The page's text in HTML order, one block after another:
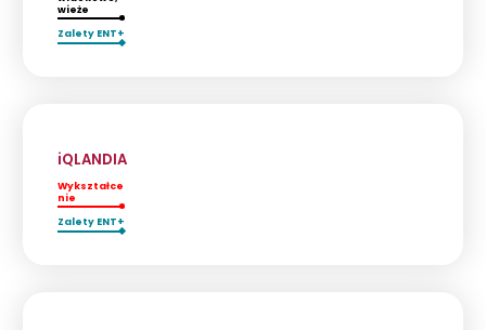
wieże
Zalety ENT+
iQLANDIA
Wykształce
nie
Zalety ENT+